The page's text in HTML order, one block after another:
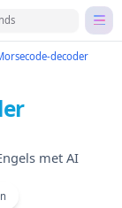
decoder
met AI